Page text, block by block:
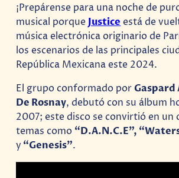
¡Prepárense para una noche de
musical porque Justice está de
música electrónica originario de
los escenarios de las principales
República Mexicana este 2024.
El grupo conformado porGaspard
De Rosnay, debutó con su álbum
2007; este disco se convirtió en un
temas como “D.A.N.C.E”,
y “Genesis”.